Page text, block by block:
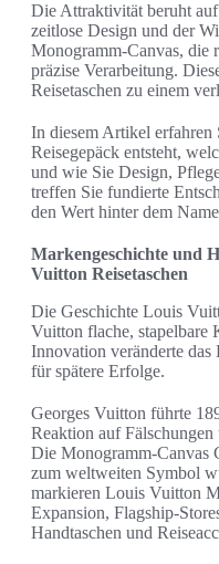
Die Attraktivität beruht
zeitlose Design und der
Monogramm-Canvas, die
präzise Verarbeitung.
Reisetaschen zu einem
In diesem Artikel
Reisegepäck entsteht,
und wie Sie Design,
treffen Sie fundierte
den Wert hinter dem
Markengeschichte und
Vuitton Reisetaschen
Die Geschichte Louis
Vuitton flache, stapelbare
Innovation veränderte das
für spätere Erfolge.
Georges Vuitton führte
Reaktion auf
Die Monogramm-Canvas
zum weltweiten Symbol
markieren Louis Vuitton
Expansion, Flagship-
Handtaschen und